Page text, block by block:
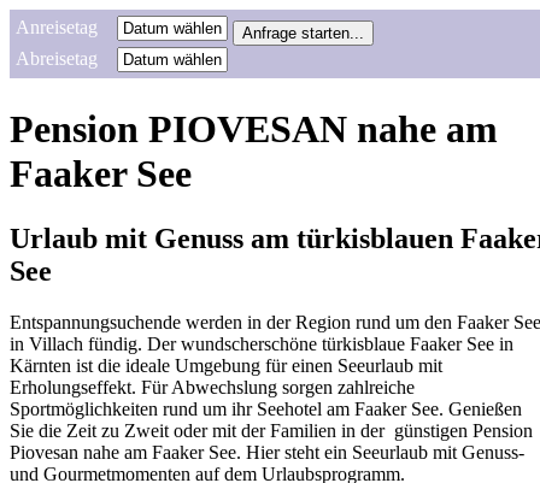
Anreisetag
Abreisetag
Pension PIOVESAN nahe am
Faaker See
Urlaub mit Genuss am türkisblauen
See
Entspannungsuchende werden in der Region rund um den Faaker See
in Villach fündig. Der wundscherschöne türkisblaue Faaker See in
Kärnten ist die ideale Umgebung für einen Seeurlaub mit
Erholungseffekt. Für Abwechslung sorgen zahlreiche
Sportmöglichkeiten rund um ihr Seehotel am Faaker See. Genießen
Sie die Zeit zu Zweit oder mit der Familien in der günstigen Pension
Piovesan nahe am Faaker See. Hier steht ein Seeurlaub mit Genuss-
und Gourmetmomenten auf dem Urlaubsprogramm.